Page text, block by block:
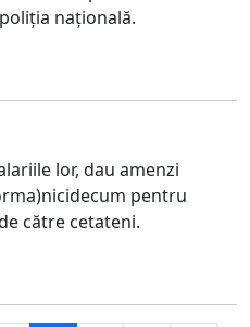
națională.
lor, dau amenzi
pentru
către cetateni.